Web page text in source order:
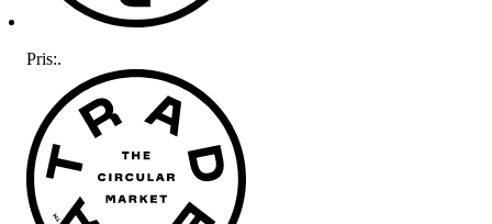
Pris:.